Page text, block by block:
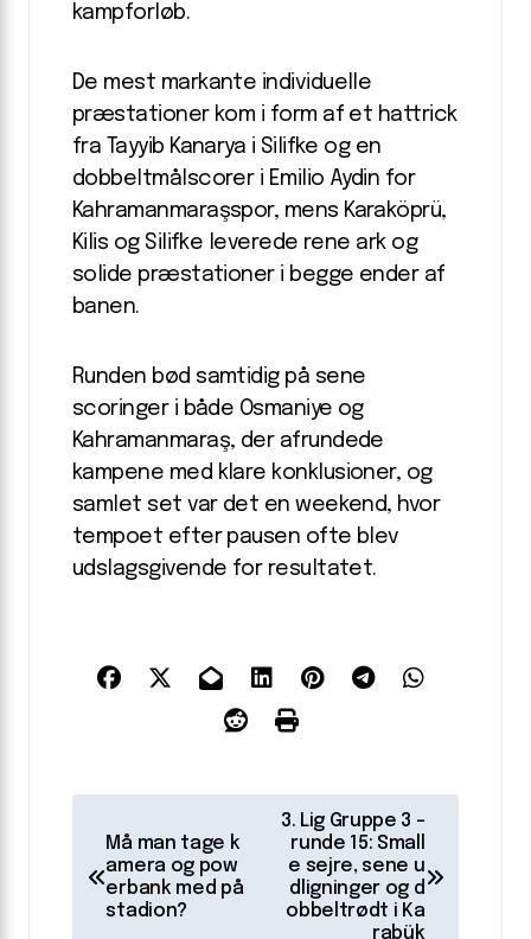
kampforløb.
De mest markante individuelle
præstationer kom i form af et hattrick
fra Tayyib Kanarya i Silifke og en
dobbeltmålscorer i Emilio Aydin for
Kahramanmaraşspor, mens Karaköprü,
Kilis og Silifke leverede rene ark og
solide præstationer i begge ender af
banen.
Runden bød samtidig på sene
scoringer i både Osmaniye og
Kahramanmaraş, der afrundede
kampene med klare konklusioner, og
samlet set var det en weekend, hvor
tempoet efter pausen ofte blev
udslagsgivende for resultatet.
d
Må man tage k
amera og pow
erbank med på
stadion?
3. Lig Gruppe 3 –
runde 15: Small
e sejre, sene u
dligninger og d
obbeltrødt i Ka
rabük